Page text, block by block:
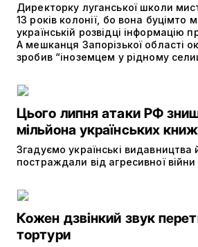
Директорку луганської школи
13 років колонії, бо вона буцімто
українській розвідці інформацію
А мешканця Запорізької області
зробив “іноземцем у рідному
Цього липня атаки РФ
мільйона українських
Згадуємо українські видавництва
постраждали від агресивної
Кожен дзвінкий звук
тортури